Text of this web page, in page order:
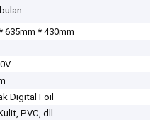
635mm * 430mm
Digital Foil
PVC, dll.